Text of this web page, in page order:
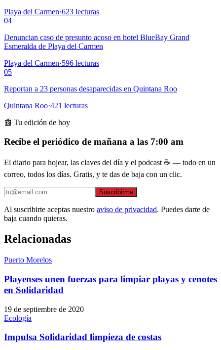
Playa del Carmen·623 lecturas
04
Denuncian caso de presunto acoso en hotel BlueBay Grand
Esmeralda de Playa del Carmen
Playa del Carmen·596 lecturas
05
Reportan a 23 personas desaparecidas en Quintana Roo
Quintana Roo·421 lecturas
📰 Tu edición de hoy
Recibe el periódico de mañana a las 7:00 am
El diario para hojear, las claves del día y el podcast ☕ — todo en un
correo, todos los días. Gratis, y te das de baja con un clic.
Suscribirme
Al suscribirte aceptas nuestro aviso de privacidad. Puedes darte de
baja cuando quieras.
Relacionadas
Puerto Morelos
Playenses unen fuerzas para limpiar playas y cenotes
en Solidaridad
19 de septiembre de 2020
Ecología
Impulsa Solidaridad limpieza de costas